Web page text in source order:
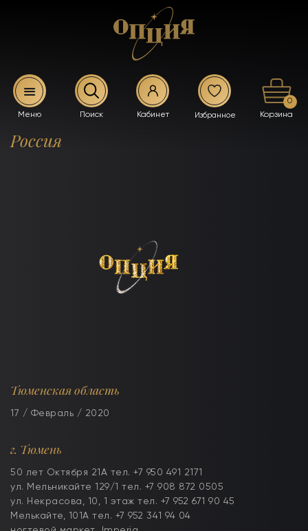
0
Россия
Тюменская область
17 / Февраль / 2020
г. Тюмень
50 лет Октября 21А тел. +7 950 491 2171
ул. Мельникайте 129/1 тел. +7 908 872 0505
ул. Некрасова, 10, 1 этаж тел. +7 952 671 90 45
Мелькайте, 101А тел. +7 952 341 94 04